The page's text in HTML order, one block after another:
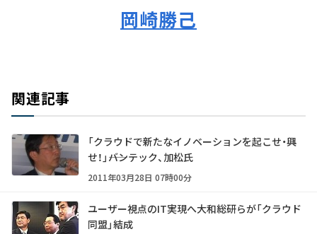
岡崎勝己
関連記事
「クラウドで新たなイノベーションを起こせ・興
せ！」――バンテック、加松氏
2011年03月28日 07時00分
ユーザー視点のIT実現へ大和総研らが「クラウド
同盟」結成